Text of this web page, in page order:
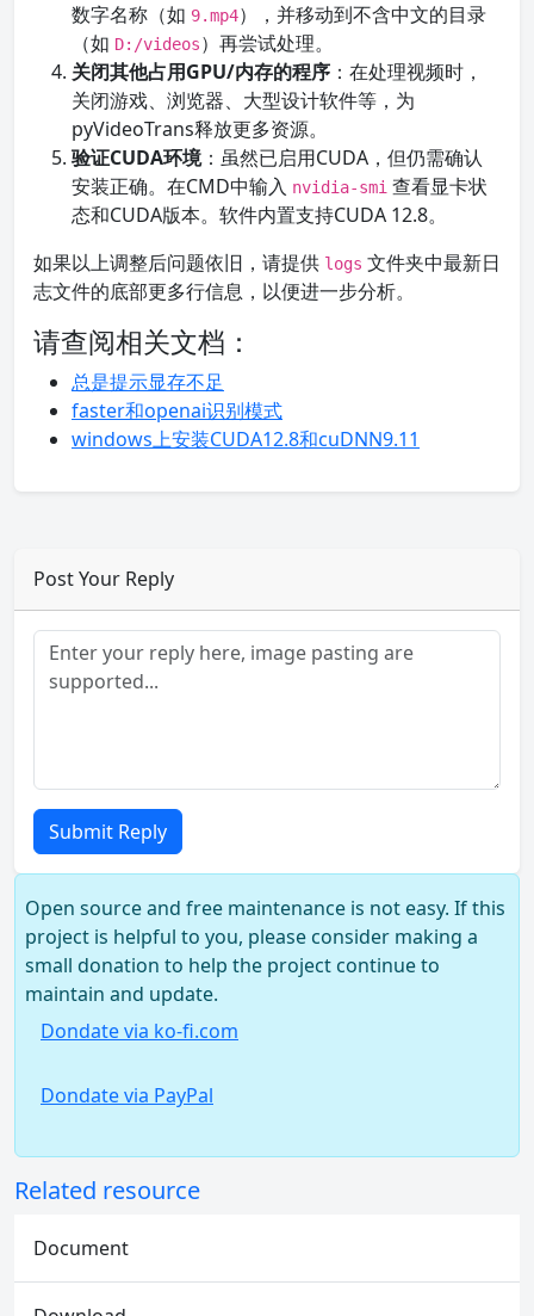
数字名称（如 9.mp4），并移动到不含中文的目录
（如 D:/videos）再尝试处理。
关闭其他占用GPU/内存的程序 ：在处理视频时，
关闭游戏、浏览器、大型设计软件等，为
pyVideoTrans释放更多资源。
验证CUDA环境：虽然已启用CUDA，但仍需确认
安装正确。在CMD中输入 nvidia-smi 查看显卡状
态和CUDA版本。软件内置支持CUDA 12.8。
如果以上调整后问题依旧，请提供 logs 文件夹中最新日
志文件的底部更多行信息，以便进一步分析。
请查阅相关文档：
总是提示显存不足
faster和openai识别模式
windows上安装CUDA12.8和cuDNN9.11
Post Your Reply
Submit Reply
Open source and free maintenance is not easy. If this
project is helpful to you, please consider making a
small donation to help the project continue to
maintain and update.
Dondate via ko-fi.com
Dondate via PayPal
Related resource
Document